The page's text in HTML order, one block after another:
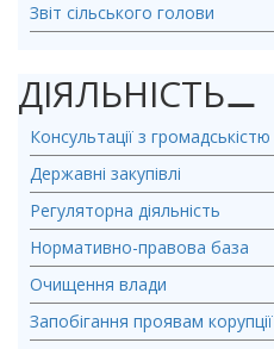
Звіт сільського голови
ДІЯЛЬНІСТЬ⚊
Консультації з громадськістю
Державні закупівлі
Регуляторна діяльність
Нормативно-правова база
Очищення влади
Запобігання проявам корупції